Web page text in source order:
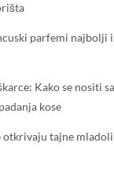
parfemi najbolji
Kako se nositi
kose
otkrivaju tajne